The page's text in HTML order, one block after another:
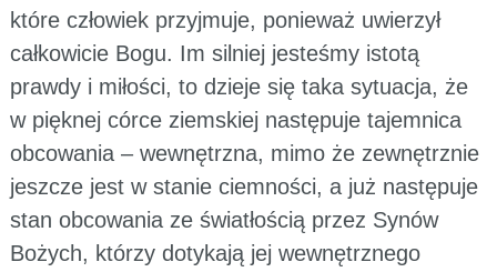
które człowiek przyjmuje, ponieważ uwierzył
całkowicie Bogu. Im silniej jesteśmy istotą
prawdy i miłości, to dzieje się taka sytuacja, że
w pięknej córce ziemskiej następuje tajemnica
obcowania – wewnętrzna, mimo że zewnętrznie
jeszcze jest w stanie ciemności, a już następuje
stan obcowania ze światłością przez Synów
Bożych, którzy dotykają jej wewnętrznego